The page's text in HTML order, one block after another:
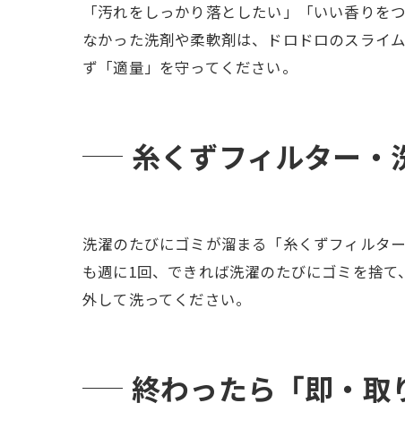
「汚れをしっかり落としたい」「いい香り
なかった洗剤や柔軟剤は、ドロドロのスライ
ず「適量」を守ってください。
糸くずフィルター
洗濯のたびにゴミが溜まる「糸くずフィルタ
も週に1回、できれば洗濯のたびにゴミを捨
外して洗ってください。
終わったら「即・